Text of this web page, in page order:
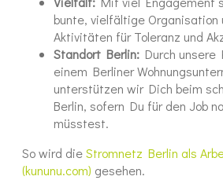
bunte, vielfältige Organisation
Aktivitäten für Toleranz und
Standort Berlin: Durch unsere
einem Berliner
unterstützen wir Dich beim
Berlin, sofern Du für den Job
müsstest.
So wird dieStromnetz Berlin als
(kununu.com) gesehen.